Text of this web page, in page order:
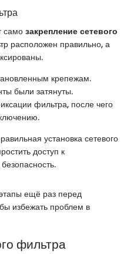
само закрепление сетевого
расположен правильно, а
крепежам.
были затянуты.
фильтра, после чего
установка сетевого
доступ к
ещё раз перед
избежать проблем в
фильтра